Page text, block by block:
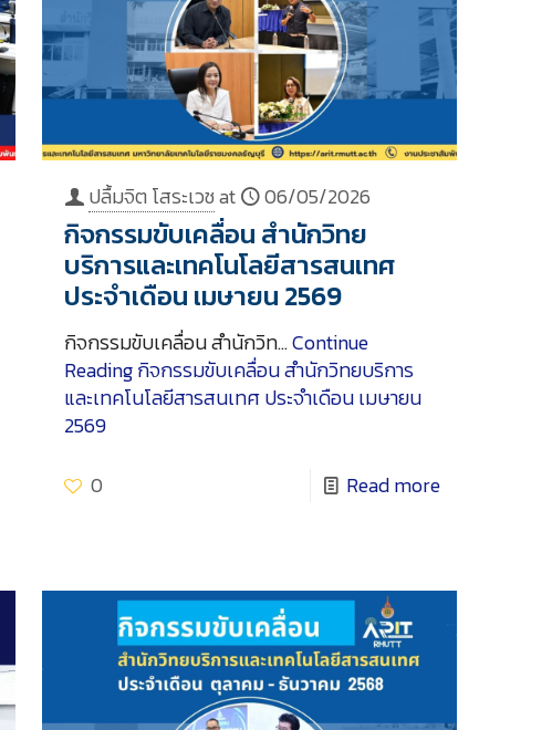
ปลื้มจิต โสระเวชat 06/05/2026
กิจกรรมขับเคลื่อน สำนักวิทย
บริการและเทคโนโลยีสารสนเทศ
ประจำเดือน เมษายน 2569
กิจกรรมขับเคลื่อน สำนักวิท…Continue
Readingกิจกรรมขับเคลื่อน สำนักวิทยบริการ
และเทคโนโลยีสารสนเทศ ประจำเดือน เมษายน
2569
0
Read more